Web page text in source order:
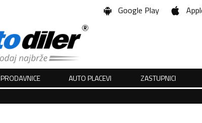
Google Play
PRODAVNICE AUTO PLACEVI ZASTUPNICI